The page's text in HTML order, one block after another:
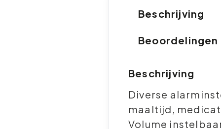
Beschrijving
Beoordelingen
Beschrijving
Diverse
maaltijd,
Volume